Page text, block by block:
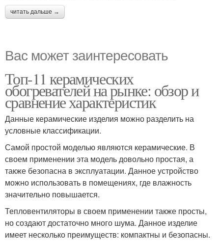
читать дальше →
Вас может заинтересовать
Топ-11 керамических
обогревателей на рынке: обзор и
сравнение характеристик
Данные керамические изделия можно разделить на
условные классификации.
Самой простой моделью являются керамические. В
своем применении эта модель довольно простая, а
также безопасна в эксплуатации. Данное устройство
можно использовать в помещениях, где влажность
значительно повышается.
Тепловентиляторы в своем применении также просты,
но создают достаточно много шума. Данное изделие
имеет несколько преимуществ: компактны и безопасны.